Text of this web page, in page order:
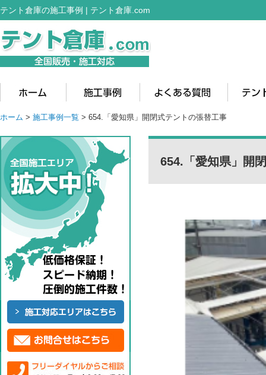
テント倉庫の施工事例 | テント倉庫.com
ホーム > 施工事例一覧 > 654.「愛知県」開閉式テントの張替工事
654.「愛知県」開